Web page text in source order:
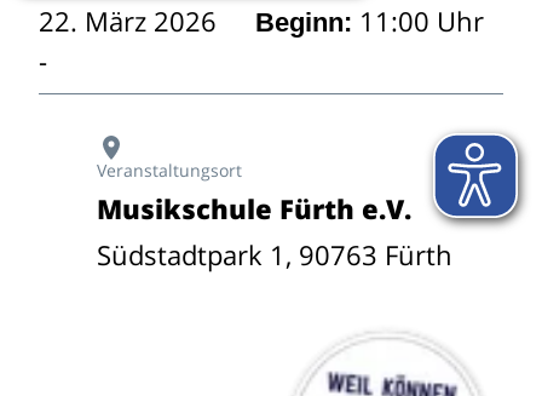
22. März 2026 Beginn: 11:00 Uhr
Veranstaltungsort
Musikschule Fürth e.V.
Südstadtpark 1, 90763 Fürth